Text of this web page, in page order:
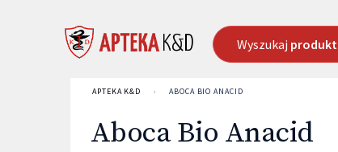
Wyszukaj produkt
APTEKA K&D › ABOCA BIO ANACID
Aboca Bio Anacid